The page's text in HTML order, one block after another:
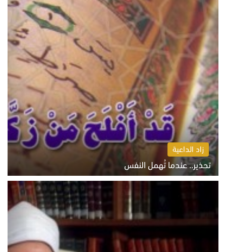
زاد الداعية
تحذير.. عندما تُهمل النفس
الاثنين 10 أغسطس 2026 11:11 ص